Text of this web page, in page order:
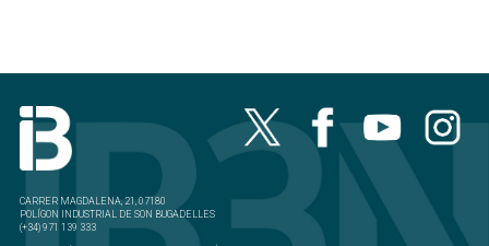
CARRER MAGDALENA, 21, 07180
POLÍGON INDUSTRIAL DE SON BUGADELLES
(+34) 971 139 333